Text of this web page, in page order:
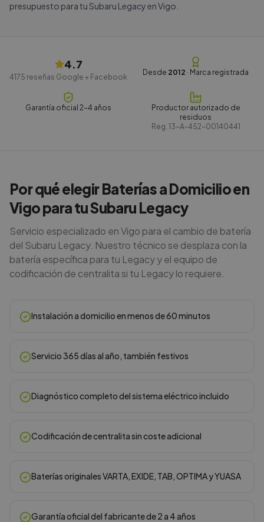
presupuesto para tu Subaru Legacy en Vigo.
4.7
4175 reseñas Google + Facebook
Desde 2012 · Marca registrada
Garantía oficial 2-4 años
Productor autorizado de
residuos
Reg. 13-A-452-00140441
Por qué elegir Baterías a Domicilio en
Vigo para tu Subaru Legacy
Servicio especializado en Vigo para el cambio de batería
del Subaru Legacy. Nuestro técnico se desplaza con la
batería específica para tu Legacy y el equipo de
codificación de centralita si tu Legacy lo requiere.
Instalación a domicilio en menos de 60 minutos
Servicio 365 días al año, también festivos
Diagnóstico completo del sistema eléctrico incluido
Codificación de centralita sin coste adicional
Baterías originales VARTA, EXIDE, TAB, OPTIMA y YUASA
Garantía oficial del fabricante de 2 a 4 años